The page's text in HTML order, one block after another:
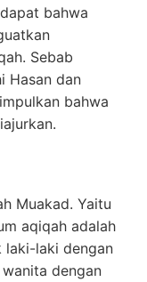
bahwa
Sebab
Hasan dan
bahwa
Muakad. Yaitu
aqiqah adalah
laki-laki dengan
dengan